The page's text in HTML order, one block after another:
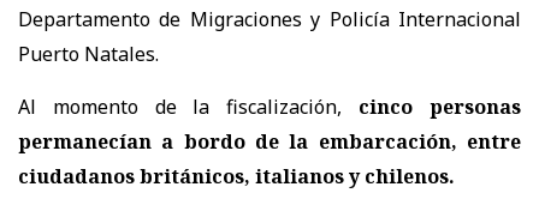
Departamento de Migraciones y Policía Internacional
Puerto Natales.
Al momento de la fiscalización, cinco personas
permanecían a bordo de la embarcación, entre
ciudadanos británicos, italianos y chilenos.